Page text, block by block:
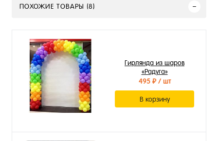
ПОХОЖИЕ ТОВАРЫ (8)
Гирлянда из шаров
«Радуга»
495 ₽/ шт
В корзину